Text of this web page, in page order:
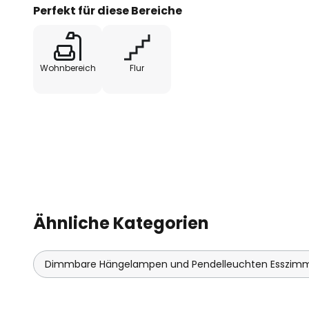
Perfekt für diese Bereiche
Wohnbereich Flur
Ähnliche Kategorien
Dimmbare Hängelampen und Pendelleuchten